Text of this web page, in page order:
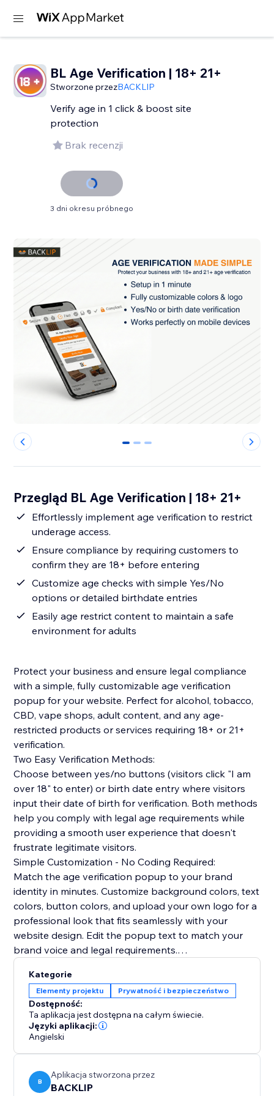
BL Age Verification | 18+ 21+
Stworzone przezBACKLIP
Verify age in 1 click & boost site
protection
Brak recenzji
3 dni okresu próbnego
0 1 2
Przegląd BL Age Verification | 18+ 21+
Effortlessly implement age verification to restrict
underage access.
Ensure compliance by requiring customers to
confirm they are 18+ before entering
Customize age checks with simple Yes/No
options or detailed birthdate entries
Easily age restrict content to maintain a safe
environment for adults
Protect your business and ensure legal compliance
with a simple, fully customizable age verification
popup for your website. Perfect for alcohol, tobacco,
CBD, vape shops, adult content, and any age-
restricted products or services requiring 18+ or 21+
verification.
Two Easy Verification Methods:
Choose between yes/no buttons (visitors click "I am
over 18" to enter) or birth date entry where visitors
input their date of birth for verification. Both methods
help you comply with legal age requirements while
providing a smooth user experience that doesn't
frustrate legitimate visitors.
Simple Customization - No Coding Required:
Match the age verification popup to your brand
identity in minutes. Customize background colors, text
colors, button colors, and upload your own logo for a
professional look that fits seamlessly with your
website design. Edit the popup text to match your
brand voice and legal requirements.
The age gate popup works flawlessly on all devices -
desktop computers, tablets, and mobile phones. Your
visitors get a consistent, professional age verification
experience regardless of how they access your
website.
Kategorie
Elementy projektu Prywatność i bezpieczeństwo
Dostępność:
Ta aplikacja jest dostępna na całym świecie.
Języki aplikacji:
Angielski
B
Aplikacja stworzona przez
BACKLIP